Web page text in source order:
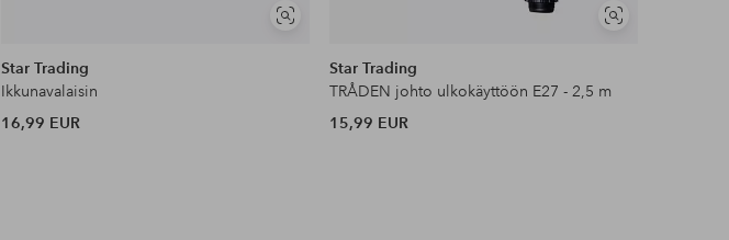
Näytä
Star Trading
Ikkunavalaisin
16,99 EUR
Näytä
Star Trading
TRÅDEN johto ulkokäyttöön E27 - 2,5 m
15,99 EUR